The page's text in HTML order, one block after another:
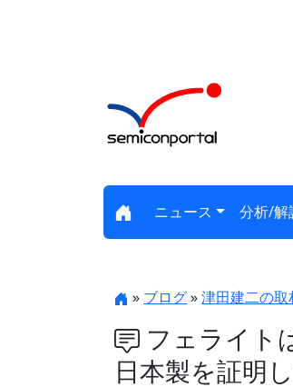
ニュース 分析/解
» ブログ»津田建二の取
フェライト
日本製を証明